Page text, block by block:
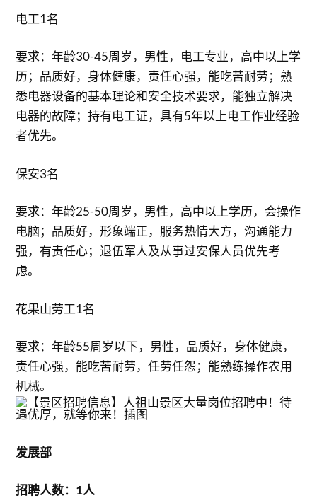
电工1名
要求：年龄30-45周岁，男性，电工专业，高中以上学
历；品质好，身体健康，责任心强，能吃苦耐劳；熟
悉电器设备的基本理论和安全技术要求，能独立解决
电器的故障；持有电工证，具有5年以上电工作业经验
者优先。
保安3名
要求：年龄25-50周岁，男性，高中以上学历，会操作
电脑；品质好，形象端正，服务热情大方，沟通能力
强，有责任心；退伍军人及从事过安保人员优先考
虑。
花果山劳工1名
要求：年龄55周岁以下，男性，品质好，身体健康，
责任心强，能吃苦耐劳，任劳任怨；能熟练操作农用
机械。
发展部
招聘人数：1人